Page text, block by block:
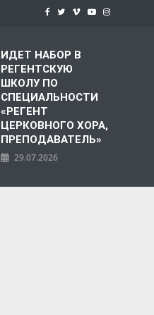
ИДЕТ НАБОР В
РЕГЕНТСКУЮ
ШКОЛУ ПО
СПЕЦИАЛЬНОСТИ
«РЕГЕНТ
ЦЕРКОВНОГО ХОРА,
ПРЕПОДАВАТЕЛЬ»
29.07.2026